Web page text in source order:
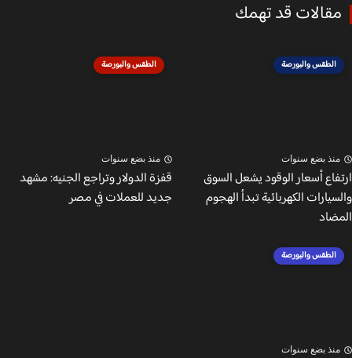
قد تهمك
الطقس والبورصة
بضع سنوات
أسعار الوقود يشعل السوق
الكهربائية تبدأ الهجوم
الطقس والبورصة
منذ بضع سنوات
قفزة الدولار وتراجع الجنيه: مشهد
جديد للعملات في مصر
الطقس والبورصة
بضع سنوات